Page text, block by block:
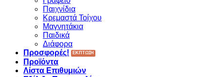
Παιχνίδια
Κρεμαστά Τοίχου
Μαγνητάκια
Παιδικά
Διάφορα
Προσφορές!
Προϊόντα
Λίστα Επιθυμιών